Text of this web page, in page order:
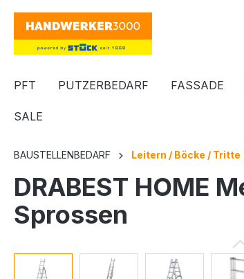
Zur Hauptnavigation springen
PFT PUTZERBEDARF FASSADE
SALE
BAUSTELLENBEDARF Leitern / Böcke / Tritte
DRABEST HOME
Sprossen
Bildergalerie überspringen